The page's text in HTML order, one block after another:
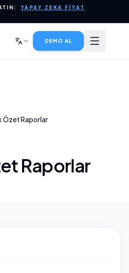
YAPAY ZEKA FIYAT
DEMO AL
Özet Raporlar
Raporlar